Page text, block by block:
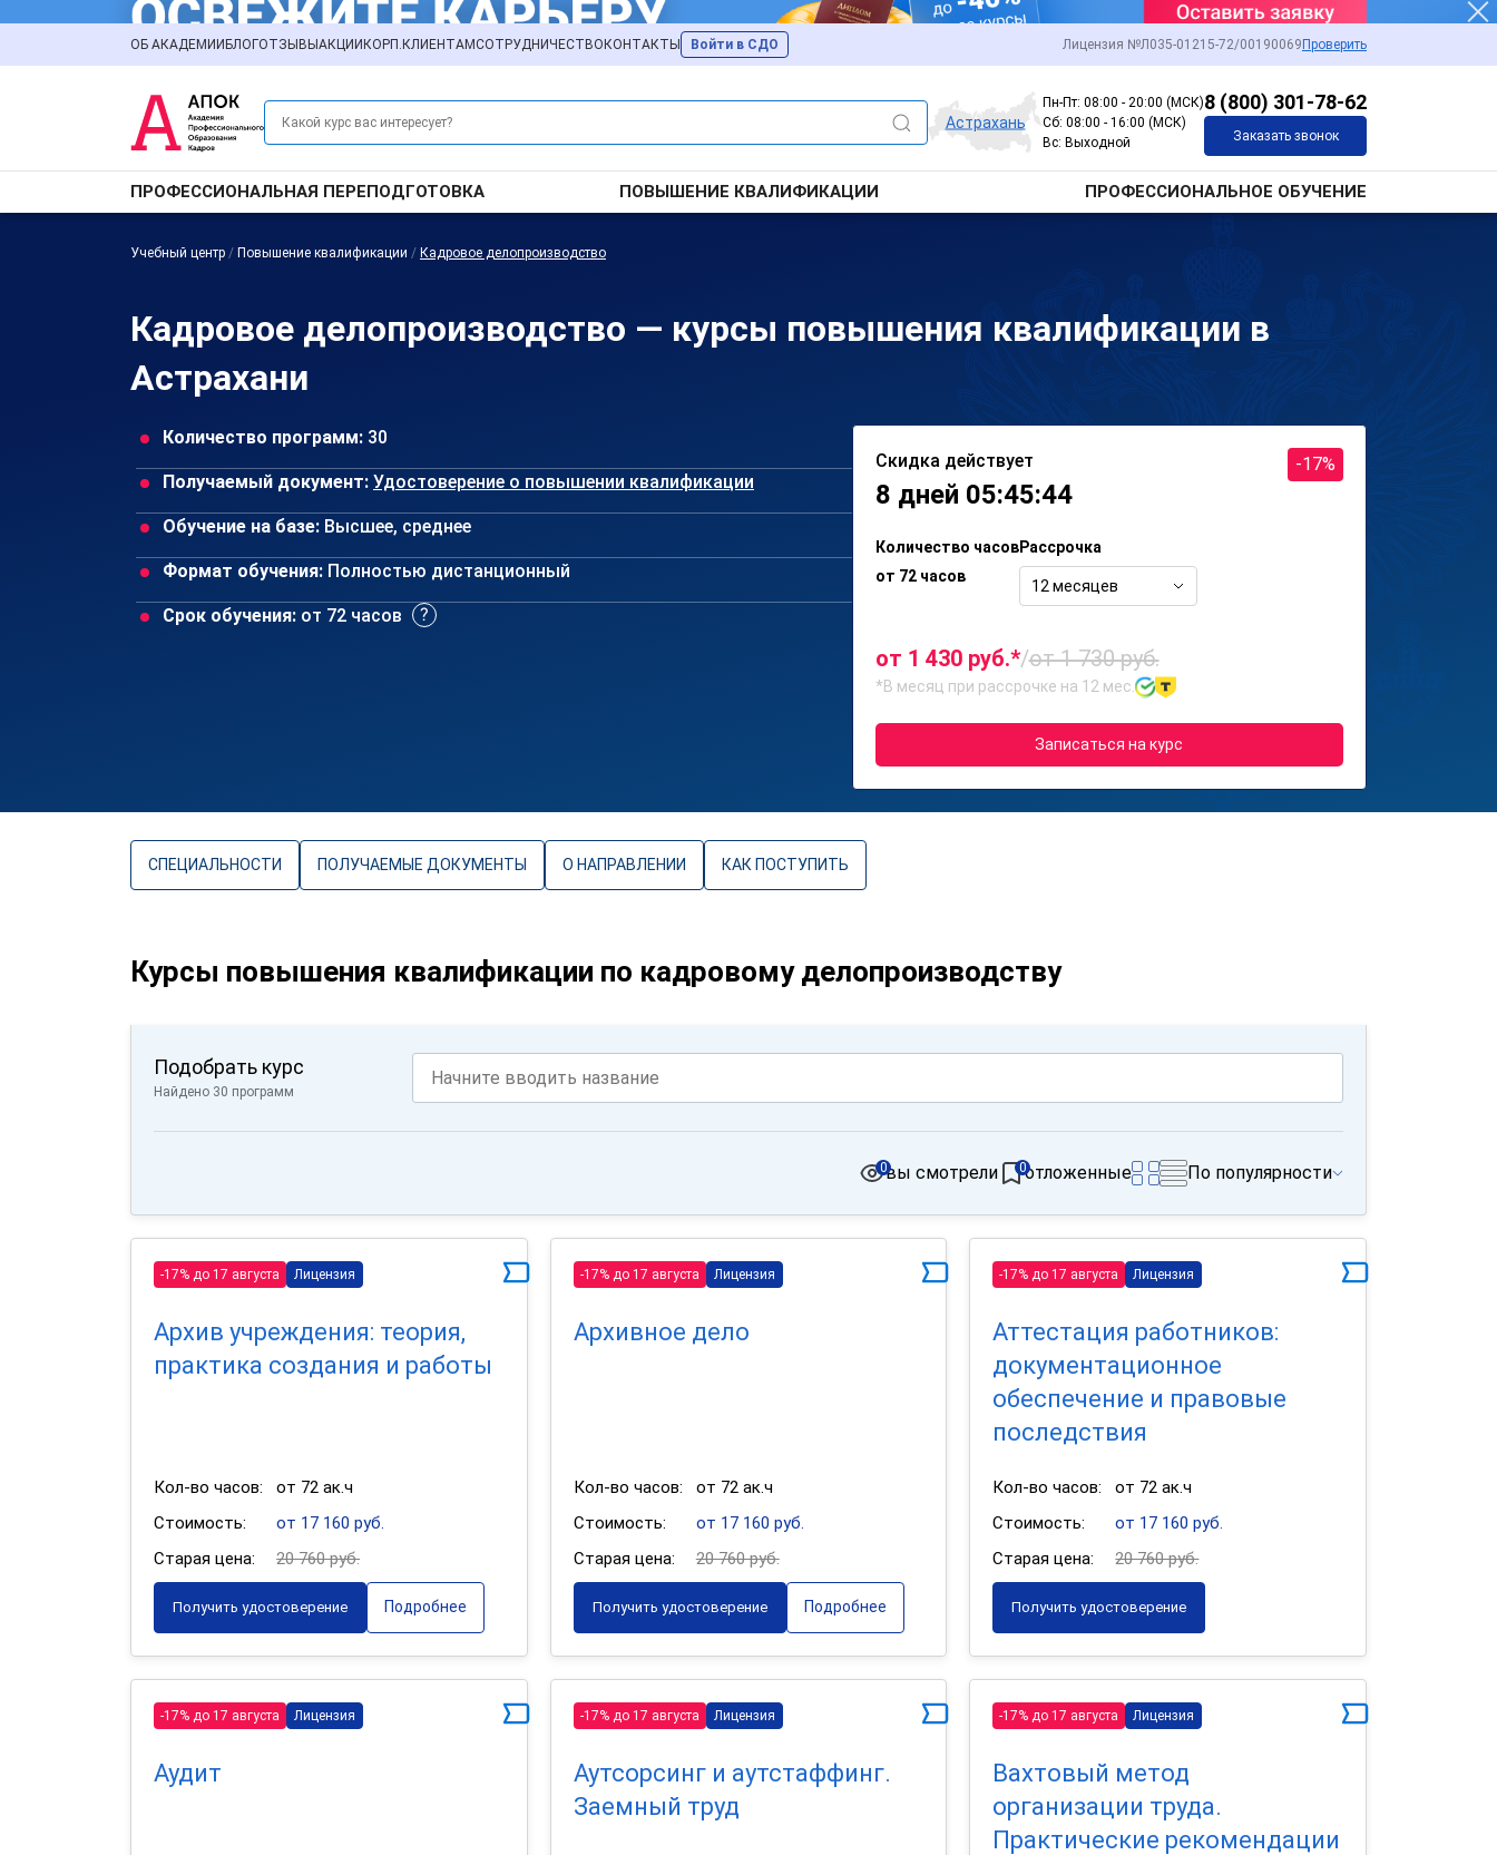
ОБ АКАДЕМИИ БЛОГОТЗЫВЫ АКЦИИ КОРП.КЛИЕНТАМСОТРУДНИЧЕСТВО КОНТАКТЫ Войти в СДО Лицензия №Л035-01215-72/00190069 Проверить
Астрахань
Пн-Пт: 08:00 - 20:00 (МСК)
Сб: 08:00 - 16:00 (МСК)
Вс: Выходной
8 (800) 301-78-62
Заказать звонок
ПРОФЕССИОНАЛЬНАЯ ПЕРЕПОДГОТОВКА ПОВЫШЕНИЕ КВАЛИФИКАЦИИ ПРОФЕССИОНАЛЬНОЕ ОБУЧЕНИЕ
Учебный центр / Повышение квалификации / Кадровое делопроизводство
Кадровое делопроизводство — курсы повышения квалификации в
Астрахани
Количество программ: 30
Получаемый документ: Удостоверение о повышении квалификации
Обучение на базе: Высшее, среднее
Формат обучения: Полностью дистанционный
Срок обучения: от 72 часов
Скидка действует
8 дней 05:45:44
-17%
Количество часов
от 72 часов
Рассрочка
12 месяцев
от 1 430 руб.*/от 1 730 руб.
*В месяц при рассрочке на 12 мес.
Записаться на курс
СПЕЦИАЛЬНОСТИ ПОЛУЧАЕМЫЕ ДОКУМЕНТЫ О НАПРАВЛЕНИИ КАК ПОСТУПИТЬ
Курсы повышения квалификации по кадровому делопроизводству
Подобрать курс
Найдено 30 программ
вы смотрели
0 отложенные
0 По популярности
-17% до 17 августа Лицензия
Архив учреждения: теория,
практика создания и работы
Кол-во часов:
от 72 ак.ч
Стоимость:
от 17 160 руб.
Старая цена:
20 760 руб.
Получить удостоверение Подробнее
-17% до 17 августа Лицензия
Архивное дело
Кол-во часов:
от 72 ак.ч
Стоимость:
от 17 160 руб.
Старая цена:
20 760 руб.
Получить удостоверение Подробнее
-17% до 17 августа Лицензия
Аттестация работников:
документационное
обеспечение и правовые
последствия
Кол-во часов:
от 72 ак.ч
Стоимость:
от 17 160 руб.
Старая цена:
20 760 руб.
Получить удостоверение
-17% до 17 августа Лицензия
Аудит
-17% до 17 августа Лицензия
Аутсорсинг и аутстаффинг.
Заемный труд
-17% до 17 августа Лицензия
Вахтовый метод
организации труда.
Практические рекомендации